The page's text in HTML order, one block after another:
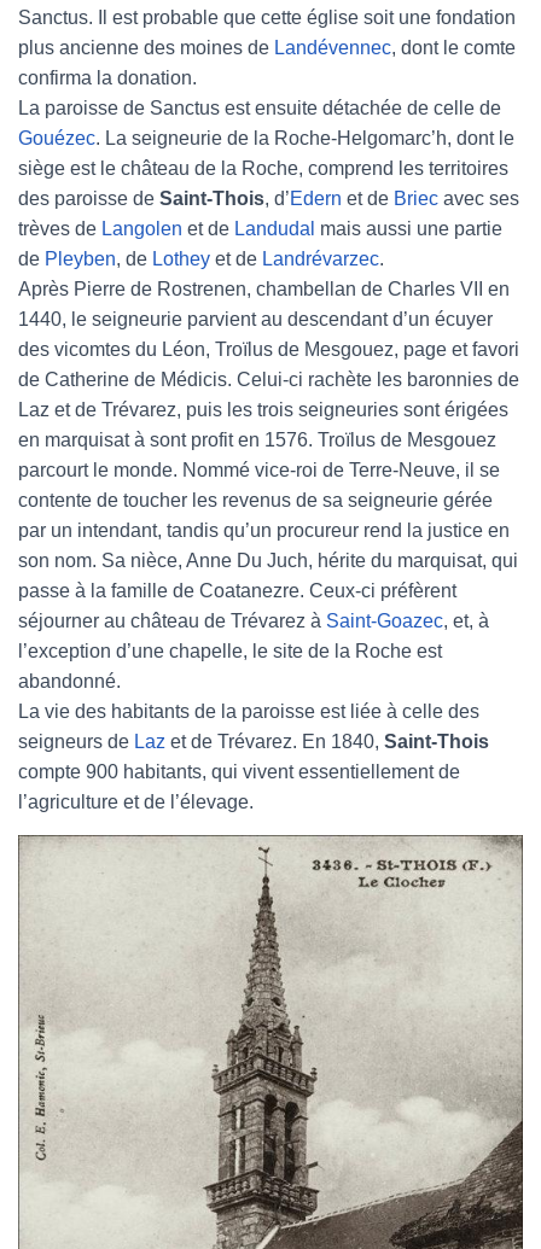
Sanctus. Il est probable que cette église soit une fondation
plus ancienne des moines de Landévennec, dont le comte
confirma la donation.
La paroisse de Sanctus est ensuite détachée de celle de
Gouézec. La seigneurie de la Roche-Helgomarc’h, dont le
siège est le château de la Roche, comprend les territoires
des paroisse de Saint-Thois, d’Edern et de Briec avec ses
trèves de Langolen et de Landudal mais aussi une partie
de Pleyben, de Lothey et de Landrévarzec.
Après Pierre de Rostrenen, chambellan de Charles VII en
1440, le seigneurie parvient au descendant d’un écuyer
des vicomtes du Léon, Troïlus de Mesgouez, page et favori
de Catherine de Médicis. Celui-ci rachète les baronnies de
Laz et de Trévarez, puis les trois seigneuries sont érigées
en marquisat à sont profit en 1576. Troïlus de Mesgouez
parcourt le monde. Nommé vice-roi de Terre-Neuve, il se
contente de toucher les revenus de sa seigneurie gérée
par un intendant, tandis qu’un procureur rend la justice en
son nom. Sa nièce, Anne Du Juch, hérite du marquisat, qui
passe à la famille de Coatanezre. Ceux-ci préfèrent
séjourner au château de Trévarez à Saint-Goazec, et, à
l’exception d’une chapelle, le site de la Roche est
abandonné.
La vie des habitants de la paroisse est liée à celle des
seigneurs de Laz et de Trévarez. En 1840, Saint-Thois
compte 900 habitants, qui vivent essentiellement de
l’agriculture et de l’élevage.